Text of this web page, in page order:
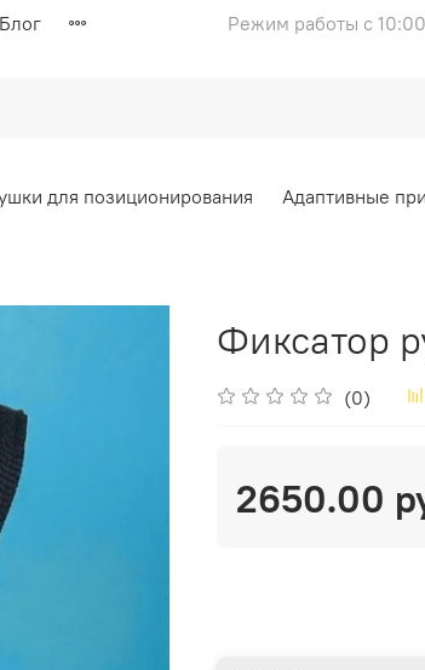
Блог Режим работы с
для позиционирования Адаптивные
Фиксатор
(0)
2650.00